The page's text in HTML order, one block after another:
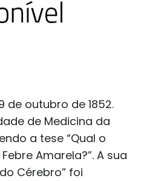
de outubro de 1852.
de Medicina da
a tese “Qual o
Amarela?”. A sua
Cérebro” foi